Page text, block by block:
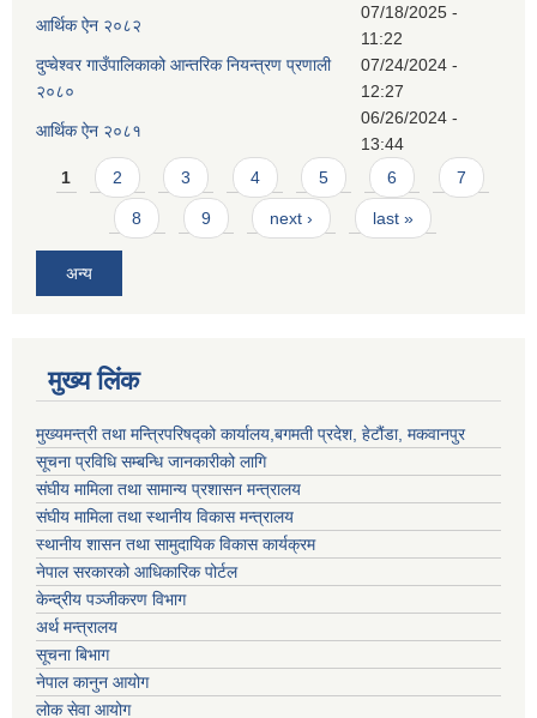
आर्थिक ऐन २०८२
07/18/2025 -
11:22
दुप्चेश्वर गाउँपालिकाको आन्तरिक नियन्त्रण प्रणाली
२०८०
07/24/2024 -
12:27
आर्थिक ऐन २०८१
06/26/2024 -
13:44
Pages
1 2 3 4 5 6 7
8 9 next › last »
अन्य
मुख्य लिंक
मुख्यमन्त्री तथा मन्त्रिपरिषद्को कार्यालय,बगमती प्रदेश, हेटौंडा, मकवानपुर
सूचना प्रविधि सम्बन्धि जानकारीको लागि
संघीय मामिला तथा सामान्य प्रशासन मन्त्रालय
संघीय मामिला तथा स्थानीय विकास मन्त्रालय
स्थानीय शासन तथा सामुदायिक विकास कार्यक्रम
नेपाल सरकारको आधिकारिक पोर्टल
केन्द्रीय पञ्जीकरण विभाग
अर्थ मन्त्रालय
सूचना बिभाग
नेपाल कानुन आयोग
लोक सेवा आयोग